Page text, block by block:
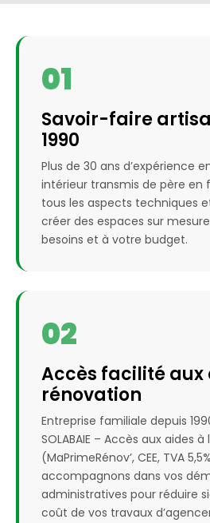
01
Savoir-faire
1990
Plus de 30 ans d’expérience
intérieur transmis de père en
tous les aspects techniques
créer des espaces sur
besoins et à votre budget.
02
Accès facilité aux
rénovation
Entreprise familiale depuis
SOLABAIE – Accès aux aides
(MaPrimeRénov’, CEE, TVA
accompagnons dans vos
administratives pour réduire
coût de vos travaux